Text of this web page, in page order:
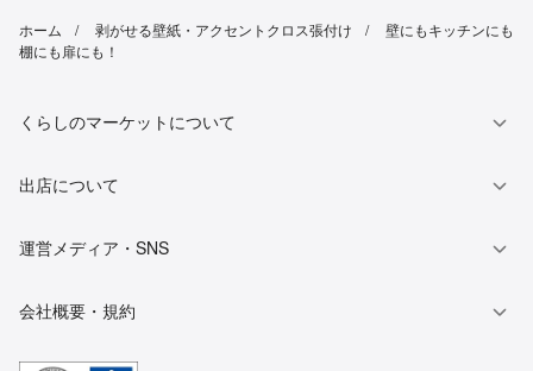
ホーム 剥がせる壁紙・アクセントクロス張付け
壁にもキッチンにも
棚にも扉にも！
くらしのマーケットについて
出店について
運営メディア・SNS
会社概要・規約